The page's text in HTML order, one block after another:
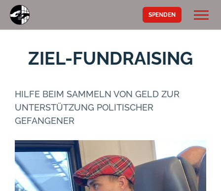
SPENDEN
ZIEL-FUNDRAISING
HILFE BEIM SAMMELN VON GELD ZUR
UNTERSTÜTZUNG POLITISCHER
GEFANGENER